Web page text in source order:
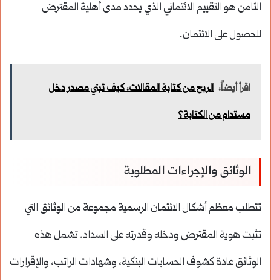
الثامن هو التقييم الائتماني الذي يحدد مدى أهلية المقترض
للحصول على الائتمان.
اقرأ أيضاً: الربح من كتابة المقالات: كيف تبني مصدر دخل
مستدام من الكتابة؟
الوثائق والإجراءات المطلوبة
تتطلب معظم أشكال الائتمان الرسمية مجموعة من الوثائق التي
تثبت هوية المقترض ودخله وقدرته على السداد. تشمل هذه
الوثائق عادة كشوف الحسابات البنكية، وشهادات الراتب، والإقرارات